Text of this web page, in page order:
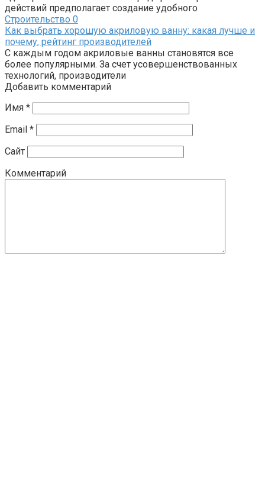
действий предполагает создание удобного
Строительство 0
Как выбрать хорошую акриловую ванну: какая лучше и
почему, рейтинг производителей
С каждым годом акриловые ванны становятся все
более популярными. За счет усовершенствованных
технологий, производители
Добавить комментарий
Имя *
Email *
Сайт
Комментарий